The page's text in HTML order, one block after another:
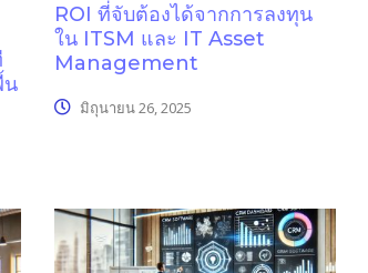
น
ROI ที่จับต้องได้จากการลงทุน
ใน ITSM และ IT Asset
Management
มิถุนายน 26, 2025